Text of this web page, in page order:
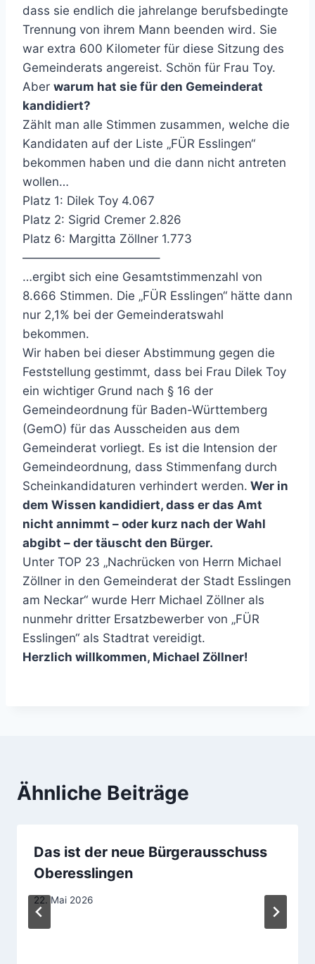
dass sie endlich die jahrelange berufsbedingte
Trennung von ihrem Mann beenden wird. Sie
war extra 600 Kilometer für diese Sitzung des
Gemeinderats angereist. Schön für Frau Toy.
Aber warum hat sie für den Gemeinderat
kandidiert?
Zählt man alle Stimmen zusammen, welche die
Kandidaten auf der Liste „FÜR Esslingen“
bekommen haben und die dann nicht antreten
wollen…
Platz 1: Dilek Toy 4.067
Platz 2: Sigrid Cremer 2.826
Platz 6: Margitta Zöllner 1.773
———————————–
…ergibt sich eine Gesamtstimmenzahl von
8.666 Stimmen. Die „FÜR Esslingen“ hätte dann
nur 2,1% bei der Gemeinderatswahl
bekommen.
Wir haben bei dieser Abstimmung gegen die
Feststellung gestimmt, dass bei Frau Dilek Toy
ein wichtiger Grund nach § 16 der
Gemeindeordnung für Baden-Württemberg
(GemO) für das Ausscheiden aus dem
Gemeinderat vorliegt. Es ist die Intension der
Gemeindeordnung, dass Stimmenfang durch
Scheinkandidaturen verhindert werden. Wer in
dem Wissen kandidiert, dass er das Amt
nicht annimmt – oder kurz nach der Wahl
abgibt – der täuscht den Bürger.
Unter TOP 23 „Nachrücken von Herrn Michael
Zöllner in den Gemeinderat der Stadt Esslingen
am Neckar“ wurde Herr Michael Zöllner als
nunmehr dritter Ersatzbewerber von „FÜR
Esslingen“ als Stadtrat vereidigt.
Herzlich willkommen, Michael Zöllner!
Ähnliche Beiträge
Das ist der neue Bürgerausschuss
Oberesslingen
22. Mai 2026